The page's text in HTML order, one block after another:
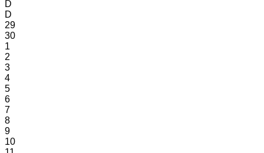
D
D
29
30
1
2
3
4
5
6
7
8
9
10